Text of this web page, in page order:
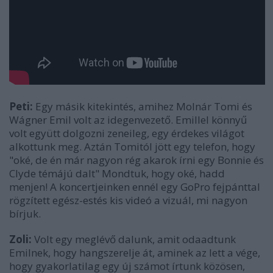
Peti: Egy másik kitekintés, amihez Molnár Tomi és
Wágner Emil volt az idegenvezető. Emillel könnyű
volt együtt dolgozni zeneileg, egy érdekes világot
alkottunk meg. Aztán Tomitól jött egy telefon, hogy
"oké, de én már nagyon rég akarok írni egy Bonnie és
Clyde témájú dalt" Mondtuk, hogy oké, hadd
menjen! A koncertjeinken ennél egy GoPro fejpánttal
rögzített egész-estés kis videó a vizuál, mi nagyon
bírjuk.
Zoli: Volt egy meglévő dalunk, amit odaadtunk
Emilnek, hogy hangszerelje át, aminek az lett a vége,
hogy gyakorlatilag egy új számot írtunk közösen,